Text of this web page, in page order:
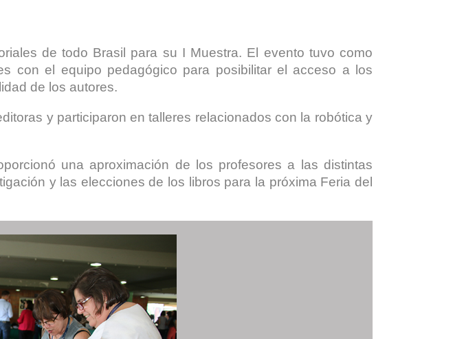
de todo Brasil para su I Muestra. El evento tuvo como
con el equipo pedagógico para posibilitar el acceso a los
de los autores.
y participaron en talleres relacionados con la robótica y
una aproximación de los profesores a las distintas
y las elecciones de los libros para la próxima Feria del